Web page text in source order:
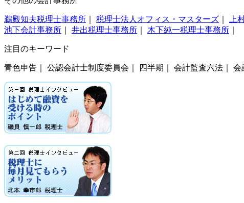
鵜殿知夫税理士事務所 税理士法人オフィス・マスターズ 上
池下会計事務所
井出税理士事務所 木下純一税理士事務所
注目のキーワード
青色申告｜ 公認会計士制度委員会｜ 四半期｜ 会計監査六法｜